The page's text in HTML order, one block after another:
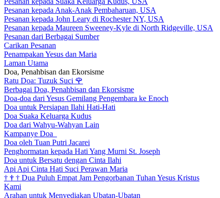
Pesanan kepada Anak-Anak Pembaharuan, USA
Pesanan kepada John Leary di Rochester NY, USA
Pesanan kepada Maureen Sweeney-Kyle di North Ridgeville, USA
Pesanan dari Berbagai Sumber
Carikan Pesanan
Penampakan Yesus dan Maria
Laman Utama
Doa, Penahbisan dan Ekorsisme
Ratu Doa: Tuzuk Suci 🌹
Berbagai Doa, Penahbisan dan Ekorsisme
Doa-doa dari Yesus Gemilang Pengembara ke Enoch
Doa untuk Persiapan Ilahi Hati-Hati
Doa Suaka Keluarga Kudus
Doa dari Wahyu-Wahyan Lain
Kampanye Doa
Doa oleh Tuan Putri Jacarei
Penghormatan kepada Hati Yang Murni St. Joseph
Doa untuk Bersatu dengan Cinta Ilahi
Api Api Cinta Hati Suci Perawan Maria
† † † Dua Puluh Empat Jam Pengorbanan Tuhan Yesus Kristus
Kami
Arahan untuk Menyediakan Ubatan-Ubatan